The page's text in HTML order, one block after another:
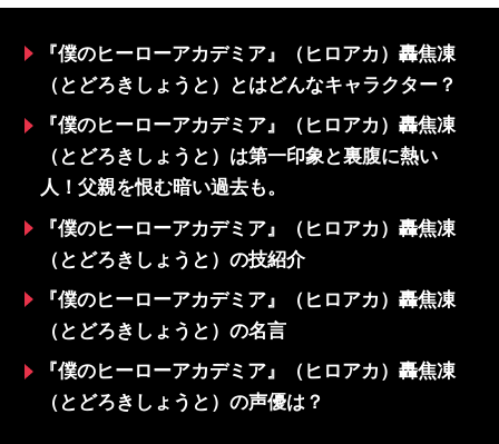
『僕のヒーローアカデミア』（ヒロアカ）轟焦凍
（とどろきしょうと）とはどんなキャラクター？
『僕のヒーローアカデミア』（ヒロアカ）轟焦凍
（とどろきしょうと）は第一印象と裏腹に熱い
人！父親を恨む暗い過去も。
『僕のヒーローアカデミア』（ヒロアカ）轟焦凍
（とどろきしょうと）の技紹介
『僕のヒーローアカデミア』（ヒロアカ）轟焦凍
（とどろきしょうと）の名言
『僕のヒーローアカデミア』（ヒロアカ）轟焦凍
（とどろきしょうと）の声優は？